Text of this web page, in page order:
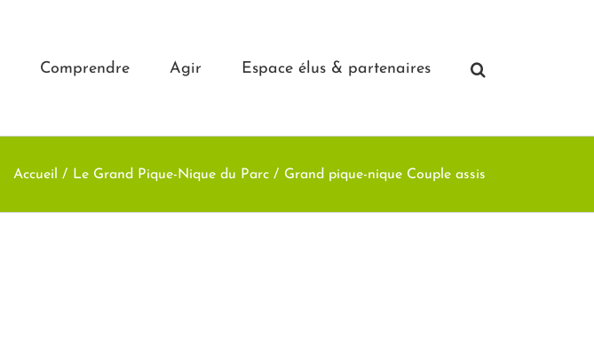
Comprendre Agir Espace élus & partenaires
Accueil Le Grand Pique-Nique du Parc Grand pique-nique Couple assis